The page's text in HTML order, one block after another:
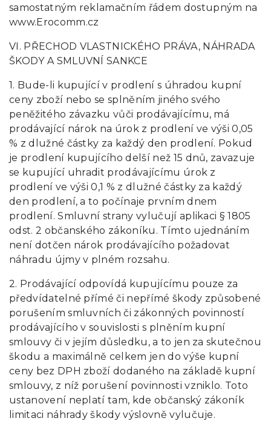
samostatným reklamačním řádem dostupným na
www.Erocomm.cz
VI. PŘECHOD VLASTNICKÉHO PRÁVA, NÁHRADA
ŠKODY A SMLUVNÍ SANKCE
1. Bude-li kupující v prodlení s úhradou kupní
ceny zboží nebo se splněním jiného svého
peněžitého závazku vůči prodávajícímu, má
prodávající nárok na úrok z prodlení ve výši 0,05
% z dlužné částky za každý den prodlení. Pokud
je prodlení kupujícího delší než 15 dnů, zavazuje
se kupující uhradit prodávajícímu úrok z
prodlení ve výši 0,1 % z dlužné částky za každý
den prodlení, a to počínaje prvním dnem
prodlení. Smluvní strany vylučují aplikaci § 1805
odst. 2 občanského zákoníku. Tímto ujednáním
není dotčen nárok prodávajícího požadovat
náhradu újmy v plném rozsahu.
2. Prodávající odpovídá kupujícímu pouze za
předvídatelné přímé či nepřímé škody způsobené
porušením smluvních či zákonných povinností
prodávajícího v souvislosti s plněním kupní
smlouvy či v jejím důsledku, a to jen za skutečnou
škodu a maximálně celkem jen do výše kupní
ceny bez DPH zboží dodaného na základě kupní
smlouvy, z níž porušení povinnosti vzniklo. Toto
ustanovení neplatí tam, kde občanský zákoník
limitaci náhrady škody výslovně vylučuje.